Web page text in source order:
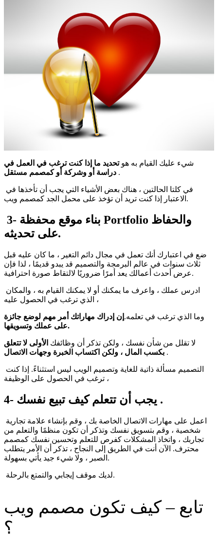
شيء عليك القيام به هوتحديد ما إذا كنت ترغب في العمل في
دراسة أو وشركة أو كمصمم مستقل .
الاعتبار إذا كنت تريد أن تؤخذ على محمل الجد كمصمم ويب.
3- بناء موقع محفظة Portfolio والحفاظ
على تحديثه.
ضع في اعتبارك أنك تعمل في مجال دائم التغير ، ما كان عليه قبل
ثلاث سنوات في عالم البرمجة والتصميم قد يبدو قديمًا ، لذا فإن
عرض أحدث أعمالك يعد أمرًا ضروريًا لالتقاط صورة احترافية.
الذي ترغب في الحصول عليه ،
وما الذي ترغب في تعلمه. إن إدراك مهاراتك أمر مهم لوضع جائزة
على عملك وتسويقها.
لا تقلل من شأن نفسك ، ولكن تذكر أن وظائفك الأولى لا تتعلق
بكسب المال ، ولكن اكتساب الخبرة وجهات الاتصال .
ترغب في الحصول على الوظيفة ،
4- يجب أن تتعلم كيف تبيع نفسك .
شخصية ، وقم بتسويق نفسك وتذكر أن تكون منظمًا والتعلم من
تجاربك ، واتخاذ المشكلات كفرص للتعلم وتحسين نفسك كمصمم
محترف. الآن أنت في الطريق إلى النجاح ، تذكر أن الأمر يتطلب
الصبر ، ولا شيء جيد يأتي بسهولة.
لديك موقف إيجابي والتمتع بالرحلة.
تابع – كيف تكون مصمم ويب
؟